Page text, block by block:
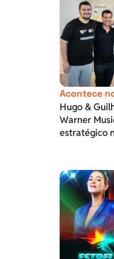
Acontece
Hugo &
Warner
estratégico